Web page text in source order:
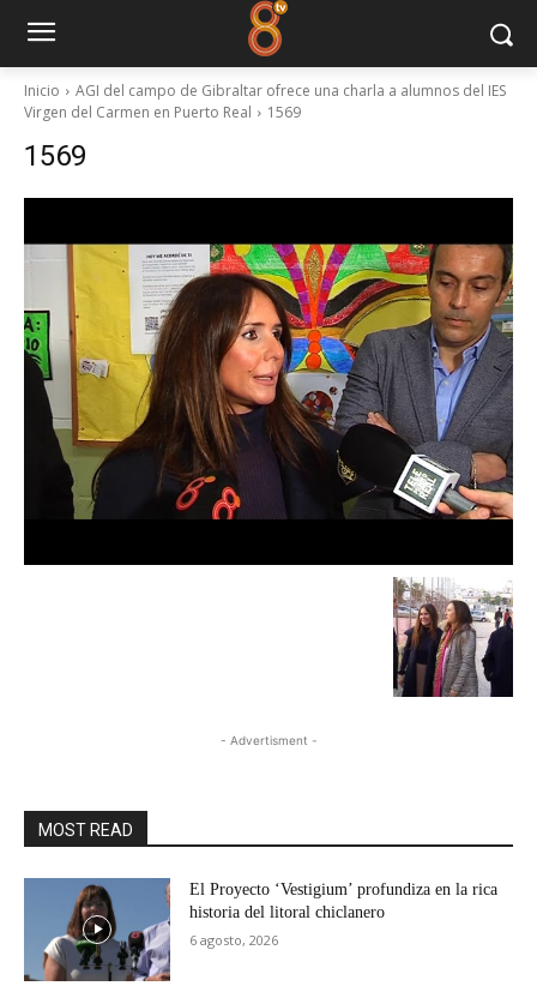
Inicio
AGI del campo de Gibraltar ofrece una charla a alumnos del IES
Virgen del Carmen en Puerto Real
1569
1569
- Advertisment -
MOST READ
El Proyecto ‘Vestigium’ profundiza en la rica
historia del litoral chiclanero
6 agosto, 2026